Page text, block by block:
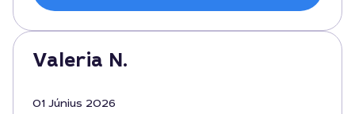
Valeria N.
01 Június 2026